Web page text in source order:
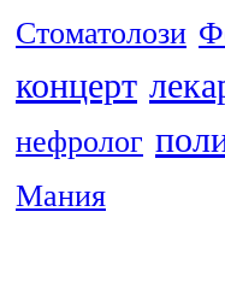
Стоматолози
концерт
нефролог
Мания